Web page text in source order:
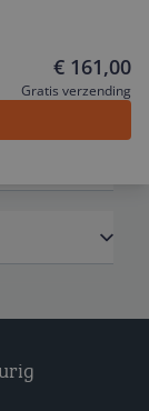
€ 161,00
Gratis verzending